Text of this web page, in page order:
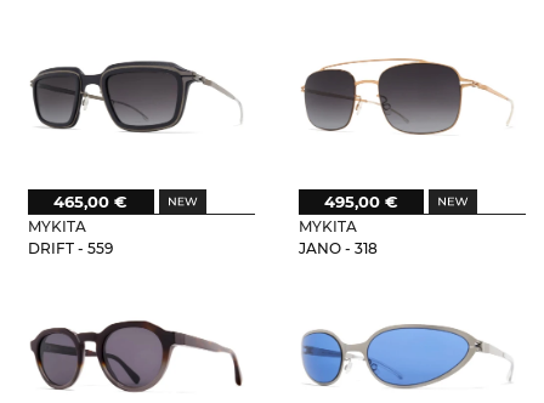
MYKITA
DRIFT - 559
465,00 €
MYKITA
JANO - 318
495,00 €